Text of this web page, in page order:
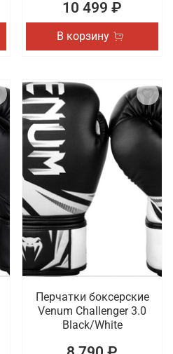
10 499 ₽
В корзину
Перчатки боксерские
Venum Challenger 3.0
Black/White